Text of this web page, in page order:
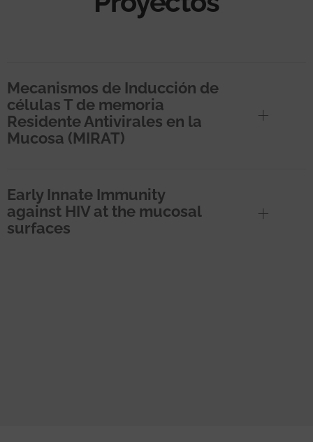
Mecanismos de Inducción de
células T de memoria
Residente Antivirales en la
Mucosa (MIRAT)
Early Innate Immunity
against HIV at the mucosal
surfaces